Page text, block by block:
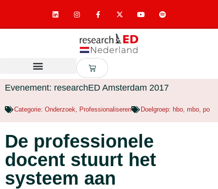
Evenement: researchED Amsterdam 2017
Categorie: Onderzoek Professionaliseren Doelgroep: hbo mbo po
De professionele
docent stuurt het
systeem aan